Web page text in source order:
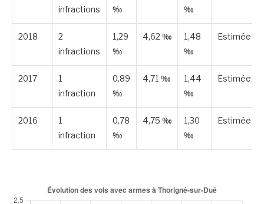
infractions
‰
‰
2018
2
infractions
1,29
‰
4,62 ‰
1,48
‰
Estimée
2017
1
infraction
0,89
‰
4,71 ‰
1,44
‰
Estimée
2016
1
infraction
0,78
‰
4,75 ‰
1,30
‰
Estimée